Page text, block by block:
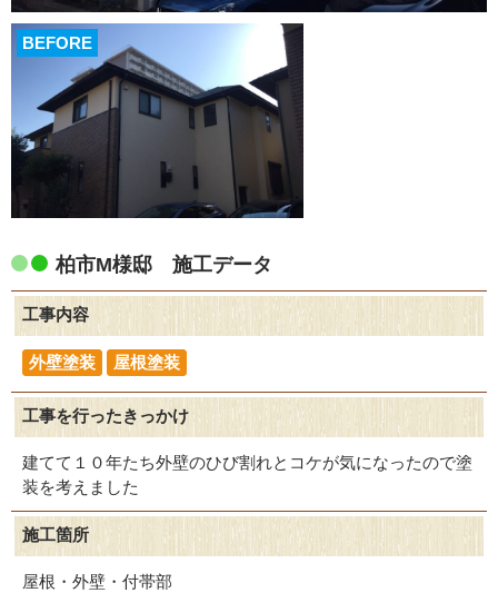
BEFORE
柏市M様邸 施工データ
工事内容
外壁塗装 屋根塗装
工事を行ったきっかけ
建てて１０年たち外壁のひび割れとコケが気になったので塗
装を考えました
施工箇所
屋根・外壁・付帯部